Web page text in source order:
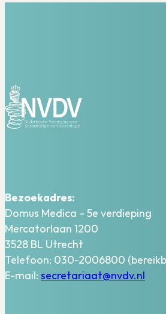
Bezoekadres:
Domus Medica – 5e verdieping
Mercatorlaan 1200
3528 BL Utrecht
Telefoon: 030-2006800
E-mail: secretariaat@nvdv.nl